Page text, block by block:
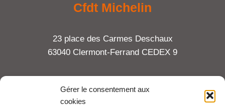
Gérer le consentement aux
cookies
Cfdt Michelin
23 place des Carmes Deschaux
63040 Clermont-Ferrand CEDEX 9
Tel : 06 65 27 23 81